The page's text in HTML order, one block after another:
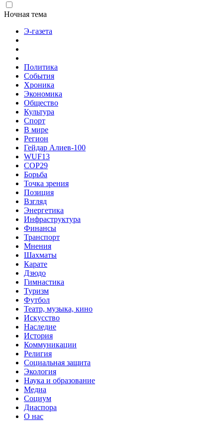
Ночная тема
Э-газета
Политика
События
Хроника
Экономика
Общество
Культура
Спорт
В мире
Регион
Гейдар Алиев-100
WUF13
COP29
Борьба
Точка зрения
Позиция
Взгляд
Энергетика
Инфраструктура
Финансы
Транспорт
Мнения
Шахматы
Карате
Дзюдо
Гимнастика
Туризм
Футбол
Театр, музыка, кино
Искусство
Наследие
История
Коммуникации
Религия
Социальная защита
Экология
Наука и образование
Медиа
Социум
Диаспора
О нас